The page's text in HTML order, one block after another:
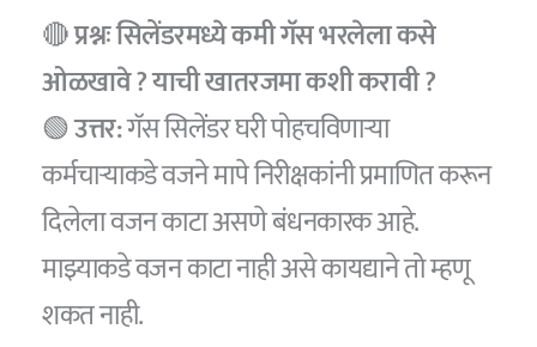
🔴प्रश्नः सिलेंडरमध्ये कमी गॅस भरलेला कसे
ओळखावे ? याची खातरजमा कशी करावी ?
🟢उत्तर:गॅस सिलेंडर घरी पोहचविणाऱ्या
कर्मचार्‍याकडे वजने मापे निरीक्षकांनी प्रमाणित करून
दिलेला वजन काटा असणे बंधनकारक आहे.
माझ्याकडे वजन काटा नाही असे कायद्याने तो म्हणू
शकत नाही.